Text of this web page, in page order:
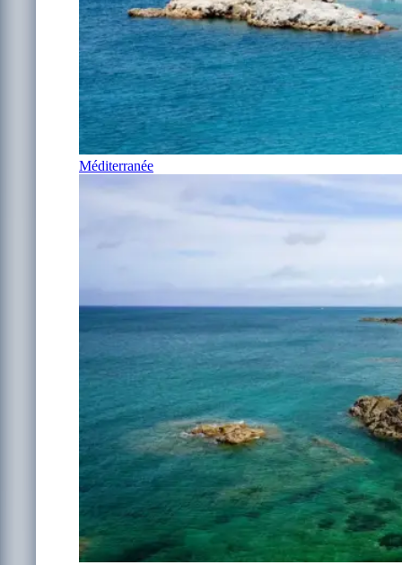
Méditerranée